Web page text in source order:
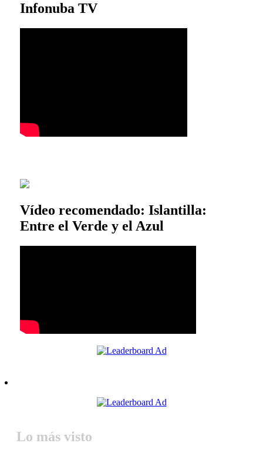
Infonuba TV
Vídeo recomendado: Islantilla:
Entre el Verde y el Azul
Lo más visto